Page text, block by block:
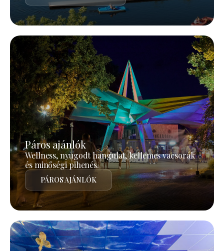
Páros ajánlók
Wellness, nyugodt hangulat, kellemes vacsorák
és minőségi pihenés.
PÁROS AJÁNLÓK